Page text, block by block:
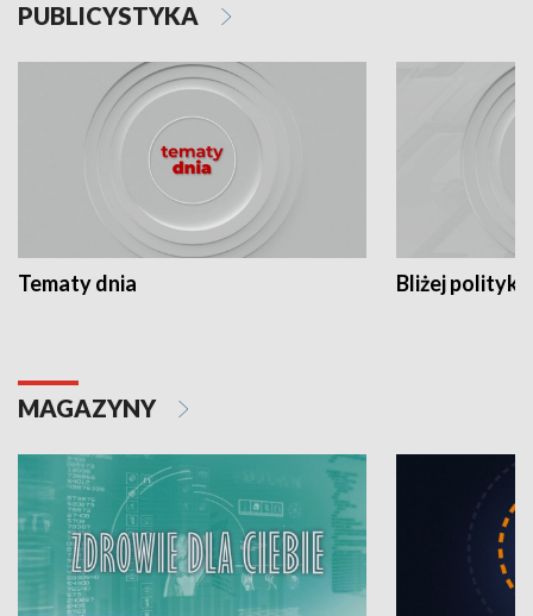
PUBLICYSTYKA
Tematy dnia Bliżej polityki
MAGAZYNY